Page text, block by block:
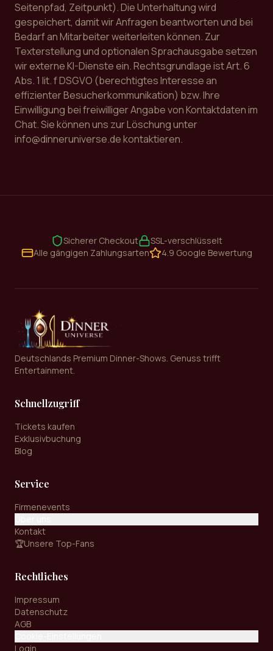
Seitenpfad, Zeitpunkt). Die Unterhaltung wird
gespeichert, damit wir Anfragen beantworten und bei
Bedarf an Mitarbeiter weiterleiten können. Zur
Texterstellung und optionalen Sprachausgabe setzen
wir externe KI-Dienste ein. Rechtsgrundlage ist Art. 6
Abs. 1 lit. f DSGVO (berechtigtes Interesse an
effizienter Besucherkommunikation) bzw. Ihre
Einwilligung bei freiwilliger Angabe von Kontaktdaten im
Chat. Sie können uns zur Löschung unter
info@dinneruniverse.de kontaktieren.
Sicherer Checkout
SSL-verschlüsselt
Alle gängigen Zahlungsarten
4.9 Google Bewertung
Deutschlands Premium Dinner-Shows. Genuss trifft
Entertainment.
Schnellzugriff
Tickets kaufen
Exklusivbuchung
Blog
Service
Firmenevents
Kontakt
🏆Unsere Top-Fans
Rechtliches
Impressum
Datenschutz
AGB
Login